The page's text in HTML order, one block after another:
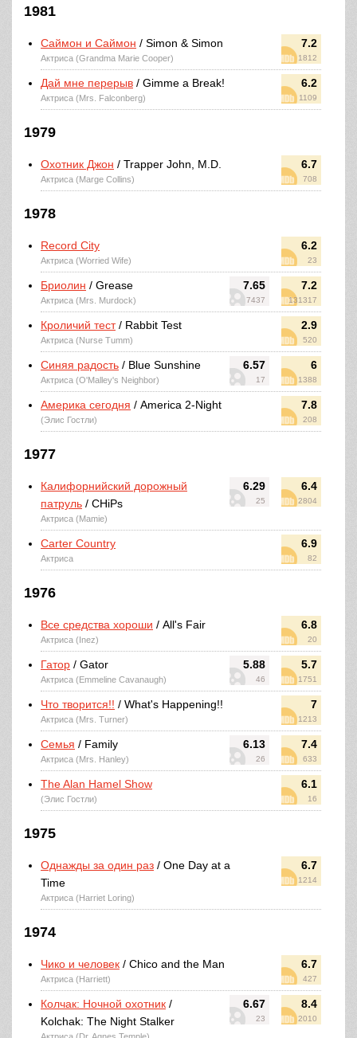
1981
7.2
1812
Саймон и Саймон / Simon & Simon
Актриса (Grandma Marie Cooper)
6.2
1109
Дай мне перерыв / Gimme a Break!
Актриса (Mrs. Falconberg)
1979
6.7
708
Охотник Джон / Trapper John, M.D.
Актриса (Marge Collins)
1978
6.2
23
Record City
Актриса (Worried Wife)
7.65
7437
7.2
131317
Бриолин / Grease
Актриса (Mrs. Murdock)
2.9
520
Кроличий тест/ Rabbit Test
Актриса (Nurse Tumm)
6.57
17
6
1388
Синяя радость / Blue Sunshine
Актриса (O'Malley's Neighbor)
7.8
208
Америка сегодня / America 2-Night
(Элис Гостли)
1977
6.29
25
6.4
2804
Калифорнийский дорожный
патруль / CHiPs
Актриса (Mamie)
6.9
82
Carter Country
Актриса
1976
6.8
20
Все средства хороши / All's Fair
Актриса (Inez)
5.88
46
5.7
1751
Гатор / Gator
Актриса (Emmeline Cavanaugh)
7
1213
Что творится!! / What's Happening!!
Актриса (Mrs. Turner)
6.13
26
7.4
633
Семья / Family
Актриса (Mrs. Hanley)
6.1
16
The Alan Hamel Show
(Элис Гостли)
1975
6.7
1214
Однажды за один раз / One Day at a
Time
Актриса (Harriet Loring)
1974
6.7
427
Чико и человек / Chico and the Man
Актриса (Harriett)
6.67
23
8.4
2010
Колчак: Ночной охотник /
Kolchak: The Night Stalker